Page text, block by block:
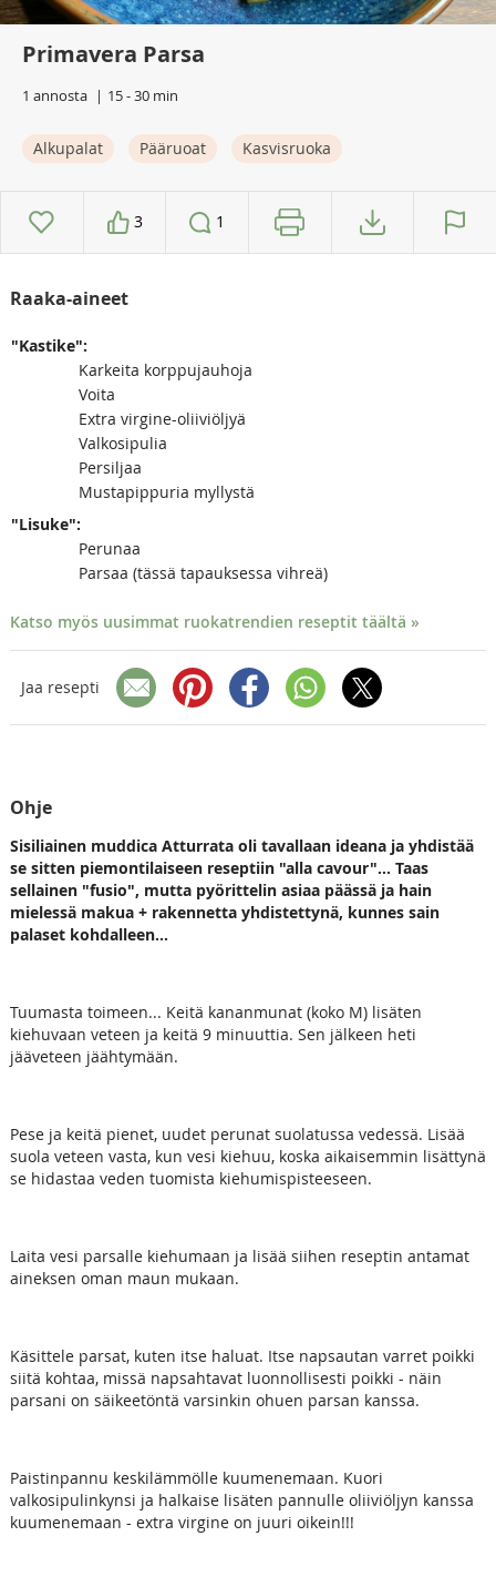
Primavera Parsa
1 annosta 15 - 30 min
Alkupalat Pääruoat Kasvisruoka
3 1
Raaka-aineet
"Kastike":
Karkeita korppujauhoja
Voita
Extra virgine-oliiviöljyä
Valkosipulia
Persiljaa
Mustapippuria myllystä
"Lisuke":
Perunaa
Parsaa (tässä tapauksessa vihreä)
Katso myös uusimmat ruokatrendien reseptit täältä »
Jaa resepti
Ohje
Sisiliainen muddica Atturrata oli tavallaan ideana ja yhdistää
se sitten piemontilaiseen reseptiin "alla cavour"... Taas
sellainen "fusio", mutta pyörittelin asiaa päässä ja hain
mielessä makua + rakennetta yhdistettynä, kunnes sain
palaset kohdalleen...
Tuumasta toimeen... Keitä kananmunat (koko M) lisäten
kiehuvaan veteen ja keitä 9 minuuttia. Sen jälkeen heti
jääveteen jäähtymään.
Pese ja keitä pienet, uudet perunat suolatussa vedessä. Lisää
suola veteen vasta, kun vesi kiehuu, koska aikaisemmin lisättynä
se hidastaa veden tuomista kiehumispisteeseen.
Laita vesi parsalle kiehumaan ja lisää siihen reseptin antamat
aineksen oman maun mukaan.
Käsittele parsat, kuten itse haluat. Itse napsautan varret poikki
siitä kohtaa, missä napsahtavat luonnollisesti poikki - näin
parsani on säikeetöntä varsinkin ohuen parsan kanssa.
Paistinpannu keskilämmölle kuumenemaan. Kuori
valkosipulinkynsi ja halkaise lisäten pannulle oliiviöljyn kanssa
kuumenemaan - extra virgine on juuri oikein!!!